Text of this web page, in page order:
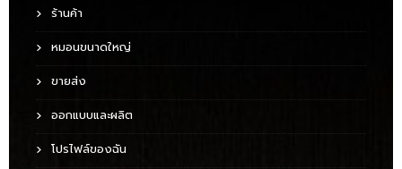
ร้านค้า
หมอนขนาดใหญ่
ขายส่ง
ออกแบบและผลิต
โปรไฟล์ของฉัน